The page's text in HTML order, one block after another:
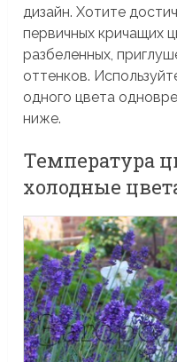
дизайн. Хотите
первичных кричащих
разбеленных,
оттенков.
одного цвета
ниже.
Температура
холодные